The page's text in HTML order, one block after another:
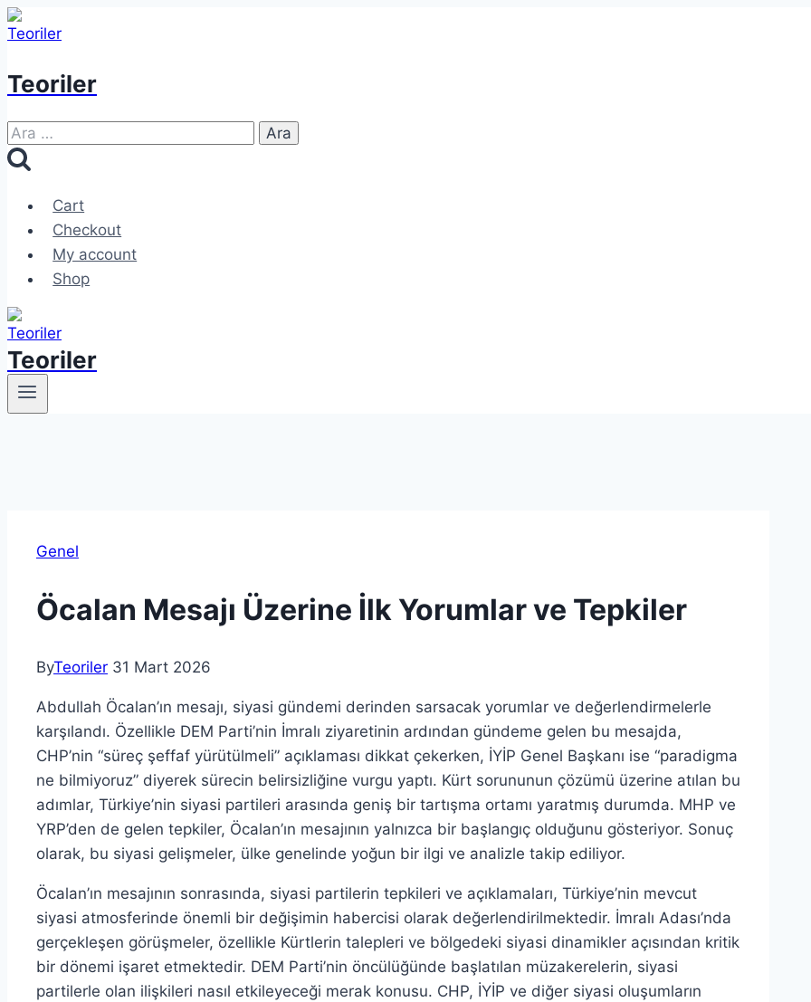
Skip
to
Teoriler
Arama:
Cart
Checkout
My account
Shop
Teoriler
Genel
Öcalan Mesajı Üzerine İlk Yorumlar ve Tepkiler
ByTeoriler 31 Mart 2026
Abdullah Öcalan’ın mesajı, siyasi gündemi derinden sarsacak yorumlar ve değerlendirmelerle
karşılandı. Özellikle DEM Parti’nin İmralı ziyaretinin ardından gündeme gelen bu mesajda,
CHP’nin “süreç şeffaf yürütülmeli” açıklaması dikkat çekerken, İYİP Genel Başkanı ise “paradigma
ne bilmiyoruz” diyerek sürecin belirsizliğine vurgu yaptı. Kürt sorununun çözümü üzerine atılan bu
adımlar, Türkiye’nin siyasi partileri arasında geniş bir tartışma ortamı yaratmış durumda. MHP ve
YRP’den de gelen tepkiler, Öcalan’ın mesajının yalnızca bir başlangıç olduğunu gösteriyor. Sonuç
olarak, bu siyasi gelişmeler, ülke genelinde yoğun bir ilgi ve analizle takip ediliyor.
Öcalan’ın mesajının sonrasında, siyasi partilerin tepkileri ve açıklamaları, Türkiye’nin mevcut
siyasi atmosferinde önemli bir değişimin habercisi olarak değerlendirilmektedir. İmralı Adası’nda
gerçekleşen görüşmeler, özellikle Kürtlerin talepleri ve bölgedeki siyasi dinamikler açısından kritik
bir dönemi işaret etmektedir. DEM Parti’nin öncülüğünde başlatılan müzakerelerin, siyasi
partilerle olan ilişkileri nasıl etkileyeceği merak konusu. CHP, İYİP ve diğer siyasi oluşumların